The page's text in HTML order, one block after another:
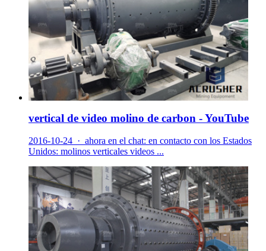
vertical de video molino de carbon - YouTube
2016-10-24 · ahora en el chat: en contacto con los Estados
Unidos: molinos verticales videos ...